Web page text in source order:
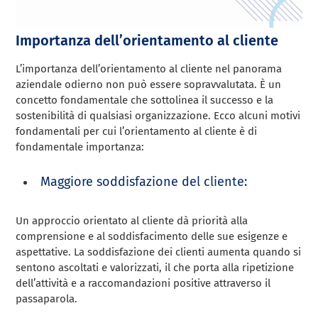
Importanza dell’orientamento al cliente
L’importanza dell’orientamento al cliente nel panorama
aziendale odierno non può essere sopravvalutata. È un
concetto fondamentale che sottolinea il successo e la
sostenibilità di qualsiasi organizzazione. Ecco alcuni motivi
fondamentali per cui l’orientamento al cliente è di
fondamentale importanza:
Maggiore soddisfazione del cliente:
Un approccio orientato al cliente dà priorità alla
comprensione e al soddisfacimento delle sue esigenze e
aspettative. La soddisfazione dei clienti aumenta quando si
sentono ascoltati e valorizzati, il che porta alla ripetizione
dell’attività e a raccomandazioni positive attraverso il
passaparola.